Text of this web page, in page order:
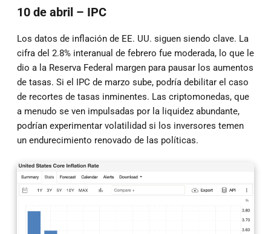
10 de abril – IPC
Los datos de inflación de EE. UU. siguen siendo clave. La
cifra del 2.8% interanual de febrero fue moderada, lo que le
dio a la Reserva Federal margen para pausar los aumentos
de tasas. Si el IPC de marzo sube, podría debilitar el caso
de recortes de tasas inminentes. Las criptomonedas, que
a menudo se ven impulsadas por la liquidez abundante,
podrían experimentar volatilidad si los inversores temen
un endurecimiento renovado de las políticas.